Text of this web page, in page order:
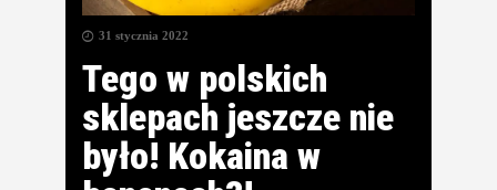
31 stycznia 2022
Tego w polskich
sklepach jeszcze nie
było! Kokaina w